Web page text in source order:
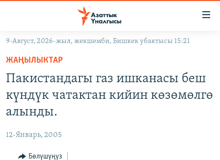
Навигацияга
өтүңүз
Издөөгө
салыңыз
МАДАНИЯТ
УКРАИНА
ТВ ПРОГРАММАЛАР
БҮГҮН АЗАТТЫКТА
ПОДКАСТ
9-Август, 2026-жыл, жекшемби, Бишкек убактысы 15:21
ЖАҢЫЛЫКТАР
Пакистандагы газ ишканасы беш
күндүк чатактан кийин көзөмөлгө
алынды.
12-Январь, 2005
Бөлүшүңүз